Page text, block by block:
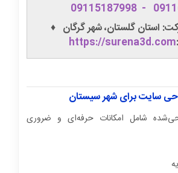
-
09115187998
استان گلستان، شهر گرگان ♦️
https://surena3d.com
سایت برای شهر سیستان
شامل امکانات حرفه‌ای و ضروری